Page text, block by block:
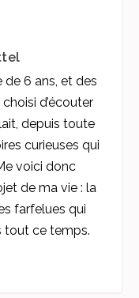
de 6 ans, et des
d’écouter
depuis toute
curieuses qui
voici donc
de ma vie : la
farfelues qui
tout ce temps.